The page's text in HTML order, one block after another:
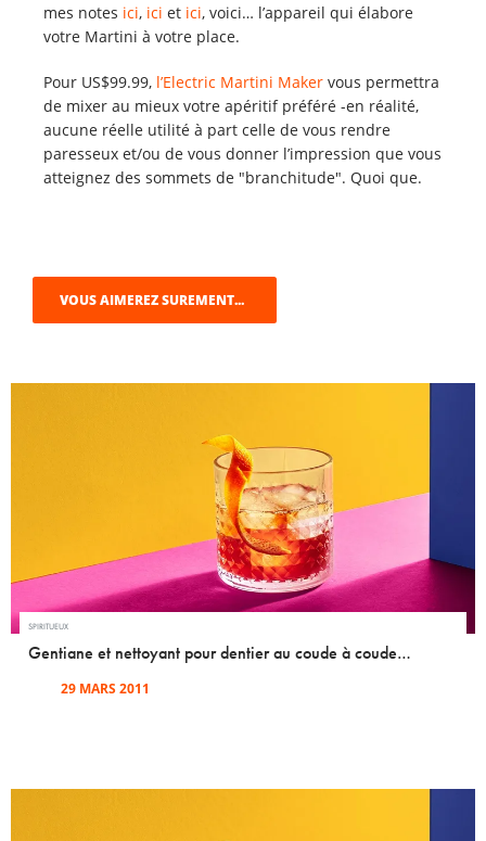
mes notes ici, ici et ici, voici… l’appareil qui élabore
votre Martini à votre place.
Pour US$99.99, l’Electric Martini Maker vous permettra
de mixer au mieux votre apéritif préféré -en réalité,
aucune réelle utilité à part celle de vous rendre
paresseux et/ou de vous donner l’impression que vous
atteignez des sommets de "branchitude". Quoi que.
VOUS AIMEREZ SUREMENT...
SPIRITUEUX
Gentiane et nettoyant pour dentier au coude à coude…
29 MARS 2011